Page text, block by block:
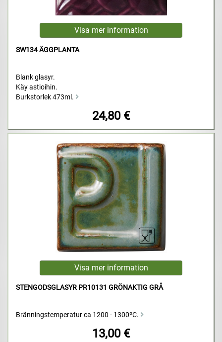
SW134 ÄGGPLANTA
Blank glasyr.
Käy astioihin.
Burkstorlek 473ml.
24,80 €
STENGODSGLASYR PR10131 GRÖNAKTIG GRÅ
Bränningstemperatur ca 1200 - 1300ºC.
13,00 €